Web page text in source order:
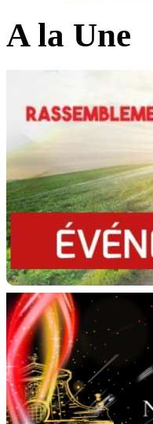
A la Une